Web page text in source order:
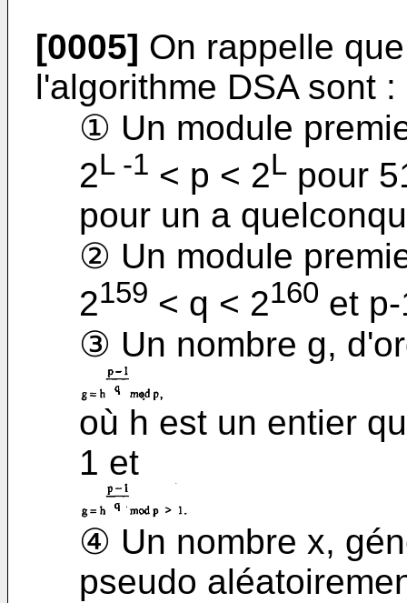
[0005] On rappelle
l'algorithme DSA sont :
① Un module
2L -1 < p < 2L pour
pour un a
② Un module
2159 < q < 2160 et
③ Un nombre g,
où h est un entier
1 et
④ Un nombre x,
pseudo